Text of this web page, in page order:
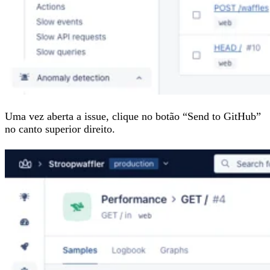
Uma vez aberta a issue, clique no botão “Send to GitHub”
no canto superior direito.